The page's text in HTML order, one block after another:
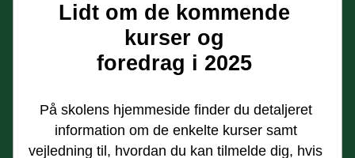
Lidt om de kommende
kurser og
foredrag i 2025
På skolens hjemmeside finder du detaljeret
information om de enkelte kurser samt
vejledning til, hvordan du kan tilmelde dig, hvis